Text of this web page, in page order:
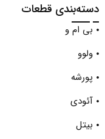
دسته‌بندی قطعات
بی ام و
ولوو
پورشه
آئودی
بیتل